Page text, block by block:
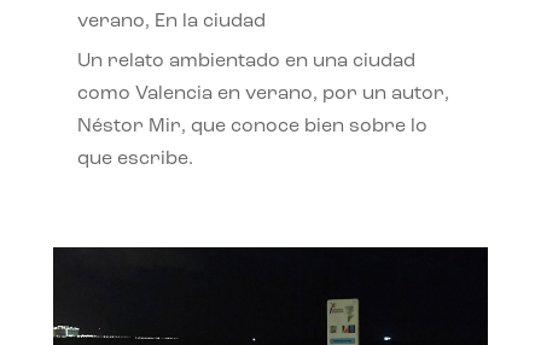
verano, En la ciudad
Un relato ambientado en una ciudad
como Valencia en verano, por un autor,
Néstor Mir, que conoce bien sobre lo
que escribe.